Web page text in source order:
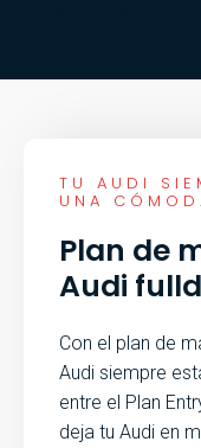
TU AUDI
UNA
Plan de
Audi
Con el plan de
Audi siempre
entre el Plan
deja tu Audi en